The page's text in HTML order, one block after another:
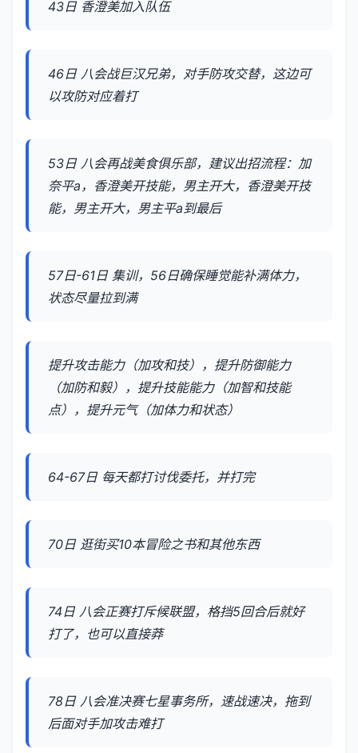
43日 香澄美加入队伍
46日 八会战巨汉兄弟，对手防攻交替，这边可
以攻防对应着打
53日 八会再战美食俱乐部，建议出招流程：加
奈平a，香澄美开技能，男主开大，香澄美开技
能，男主开大，男主平a到最后
57日-61日 集训，56日确保睡觉能补满体力，
状态尽量拉到满
提升攻击能力（加攻和技），提升防御能力
（加防和毅），提升技能能力（加智和技能
点），提升元气（加体力和状态）
64-67日 每天都打讨伐委托，并打完
70日 逛街买10本冒险之书和其他东西
74日 八会正赛打斥候联盟，格挡5回合后就好
打了，也可以直接莽
78日 八会准决赛七星事务所，速战速决，拖到
后面对手加攻击难打